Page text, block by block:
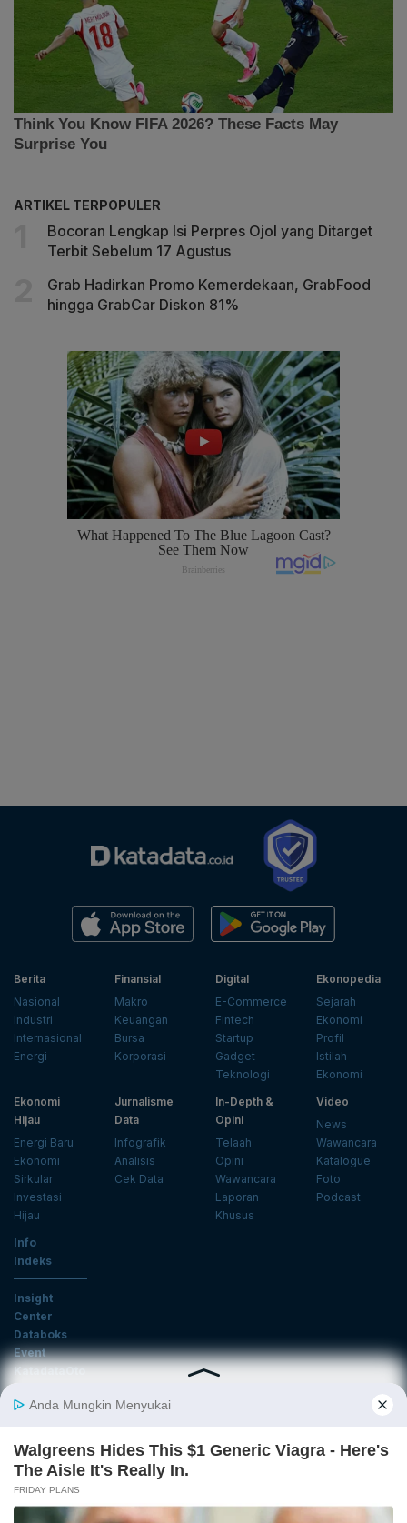
ARTIKEL TERPOPULER
Bocoran Lengkap Isi Perpres Ojol yang Ditarget
Terbit Sebelum 17 Agustus
Grab Hadirkan Promo Kemerdekaan, GrabFood
hingga GrabCar Diskon 81%
Berita
Nasional
Industri
Internasional
Energi
Finansial
Makro
Keuangan
Bursa
Korporasi
Digital
E-Commerce
Fintech
Startup
Gadget
Teknologi
Ekonopedia
Sejarah
Ekonomi
Profil
Istilah
Ekonomi
Ekonomi
Hijau
Energi Baru
Ekonomi
Sirkular
Investasi
Hijau
Jurnalisme
Data
Infografik
Analisis
Cek Data
In-Depth &
Opini
Telaah
Opini
Wawancara
Laporan
Khusus
Video
News
Wawancara
Katalogue
Foto
Podcast
Info
Indeks
Insight
Center
Databoks
Event
KatadataOto
Email
Daftar